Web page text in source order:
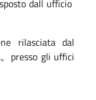
dall ufficio
rilasciata dal
presso gli uffici